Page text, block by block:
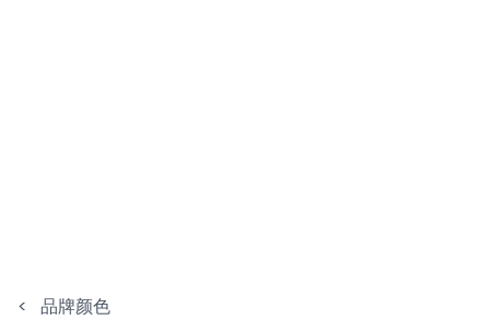
< 品牌颜色